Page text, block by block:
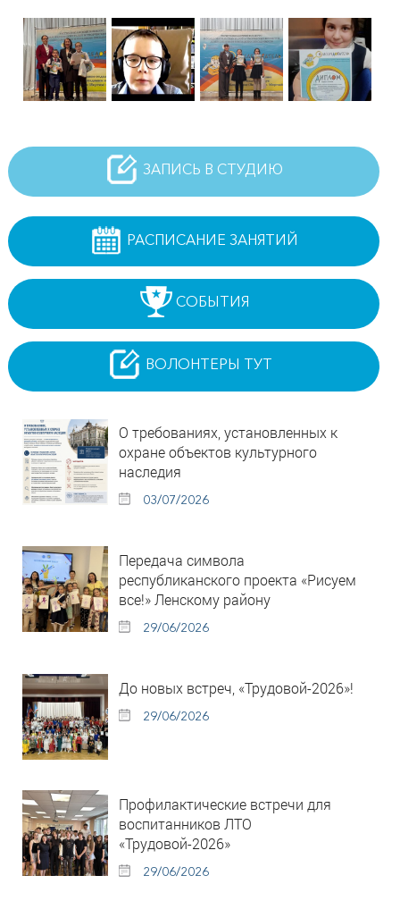
ЗАПИСЬ В СТУДИЮ
РАСПИСАНИЕ ЗАНЯТИЙ
СОБЫТИЯ
ВОЛОНТЕРЫ ТУТ
О требованиях, установленных к
охране объектов культурного
наследия
03/07/2026
Передача символа
республиканского проекта «Рисуем
все!» Ленскому району
29/06/2026
До новых встреч, «Трудовой-2026»!
29/06/2026
Профилактические встречи для
воспитанников ЛТО
«Трудовой-2026»
29/06/2026